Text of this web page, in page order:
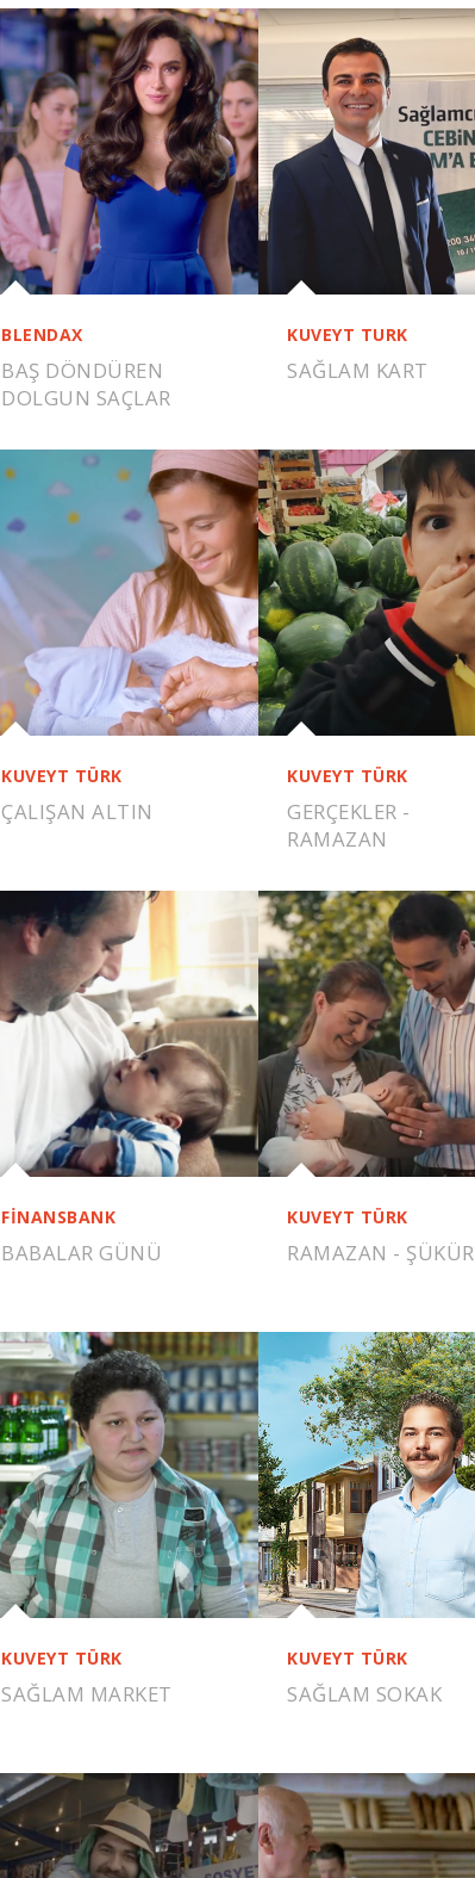
BLENDAX
BAŞ DÖNDÜREN
DOLGUN SAÇLAR
KUVEYT TURK
SAĞLAM KART
KUVEYT TÜRK
ÇALIŞAN ALTIN
KUVEYT TÜRK
GERÇEKLER -
RAMAZAN
FİNANSBANK
BABALAR GÜNÜ
KUVEYT TÜRK
RAMAZAN - ŞÜKÜR
KUVEYT TÜRK
SAĞLAM MARKET
KUVEYT TÜRK
SAĞLAM SOKAK